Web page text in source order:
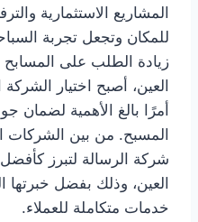
المشاريع الاستثمارية
للمكان وتجعل تجربة
زيادة الطلب على المسابح
العين، أصبح اختيار
أمرًا بالغ الأهمية لضمان
المسبح. من بين الشركات
شركة الرسالة لتبرز
العين، وذلك بفضل خبرتها
خدمات متكاملة للعملاء.